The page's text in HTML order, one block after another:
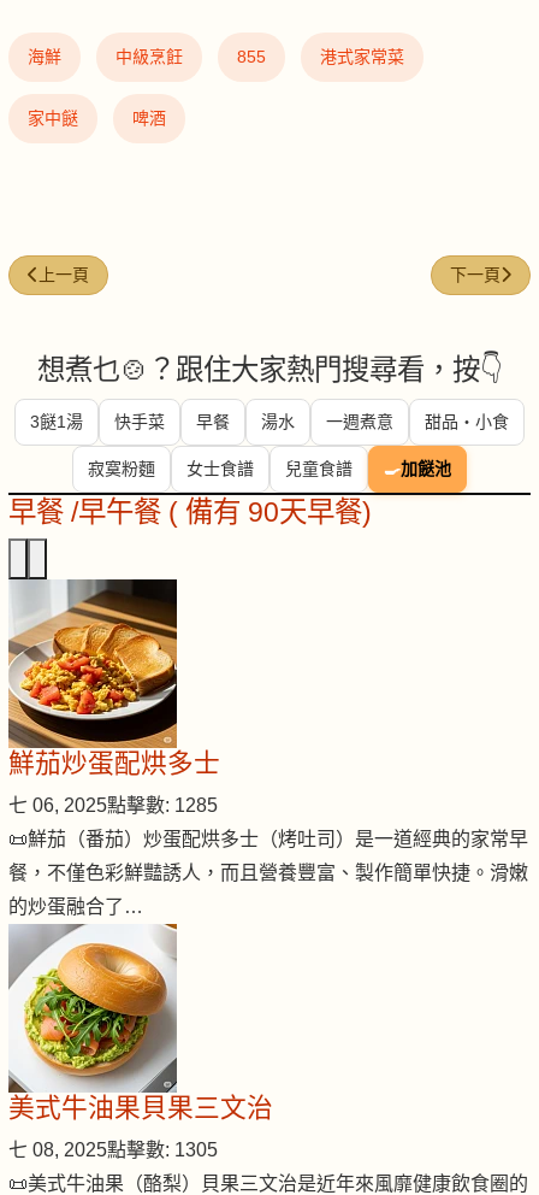
海鮮 中級烹飪 855 港式家常菜
家中餸 啤酒
上一篇文章: 酒蒸活蝦
上一頁 下一篇文章
下一頁
想煮乜🍲？跟住大家熱門搜尋看，按👇
3餸1湯 快手菜 早餐 湯水 一週煮意 甜品・小食
寂寞粉麵 女士食譜 兒童食譜 🍳加餸池
早餐 /早午餐 ( 備有 90天早餐)
鮮茄炒蛋配烘多士
七 06, 2025點擊數: 1285
📜鮮茄（番茄）炒蛋配烘多士（烤吐司）是一道經典的家常早
餐，不僅色彩鮮豔誘人，而且營養豐富、製作簡單快捷。滑嫩
的炒蛋融合了…
美式牛油果貝果三文治
七 08, 2025點擊數: 1305
📜美式牛油果（酪梨）貝果三文治是近年來風靡健康飲食圈的